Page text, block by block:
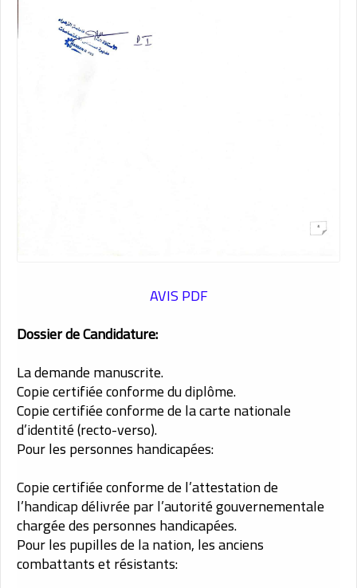
AVIS PDF
Dossier de Candidature:
La demande manuscrite.
Copie certifiée conforme du diplôme.
Copie certifiée conforme de la carte nationale
d’identité (recto-verso).
Pour les personnes handicapées:
Copie certifiée conforme de l’attestation de
l’handicap délivrée par l’autorité gouvernementale
chargée des personnes handicapées.
Pour les pupilles de la nation, les anciens
combattants et résistants: